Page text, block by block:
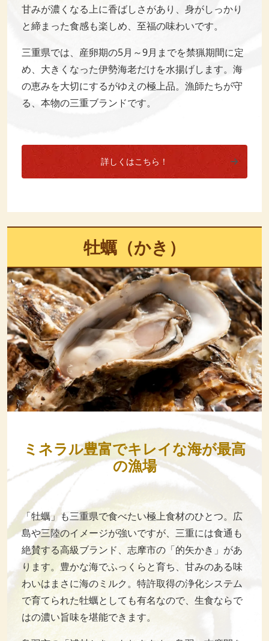
甘みが濃くなる上に香ばしさがあり、身がしっかり
と締まった食感も楽しめ、至福の味わいです。
三重県では、産卵期の5月～9月までを禁猟期間に定
め、大きくなった伊勢海老だけを水揚げします。海
の恵みを大切にするがゆえの極上品。漁師たちが守
る、本物の三重ブランドです。
詳しくはこちら！
牡蠣（かき）
ミネラル豊富でキレイな海が最高
の漁場
「牡蠣」も三重県で食べたい極上食材のひとつ。広
島や三陸のイメージが強いですが、三重には食通も
絶賛する高級ブランド、志摩市の「的矢かき」があ
ります。豊かな海でふっくらと育ち、甘みのある味
わいはまさに海のミルク。特許取得の浄化システム
で育てられた牡蠣としても有名なので、生食ならで
はの濃い旨味を堪能できます。